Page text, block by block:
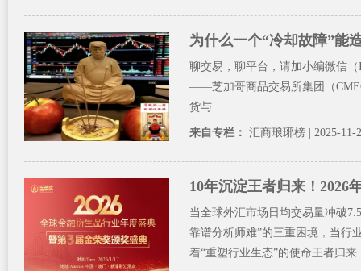
为什么一个“冷却故障”能
聊交易，聊平台，请加小编微信
——芝加哥商品交易所集团（
货与...
来自专栏： 汇商琅琊榜 | 2025-11-
10年沉淀王者归来！2026
当全球外汇市场日均交易量冲破
靠谱分析师难”的三重困境，当
着“重塑行业生态”的使命王者归